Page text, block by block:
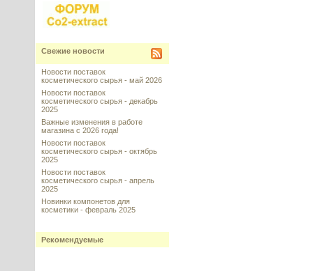
Свежие новости
Новости поставок
косметического сырья - май 2026
Новости поставок
косметического сырья - декабрь
2025
Важные изменения в работе
магазина с 2026 года!
Новости поставок
косметического сырья - октябрь
2025
Новости поставок
косметического сырья - апрель
2025
Новинки компонетов для
косметики - февраль 2025
Рекомендуемые